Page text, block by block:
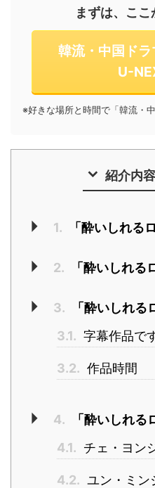
まずは、こ
韓流・中国ド
U-
※好きな場所と時間で「韓流・
紹介内
1. 「酔いしれる
2. 「酔いしれる
3.
「酔いしれる
3.1. 字幕作品で
3.2. 作品時間
4.
「酔いしれる
4.1. チェ・ヨン
4.2. ユン・ミン